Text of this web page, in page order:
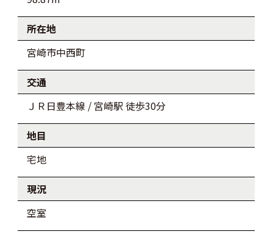
所在地
宮崎市中西町
交通
ＪＲ日豊本線 / 宮崎駅 徒歩30分
地目
宅地
現況
空室